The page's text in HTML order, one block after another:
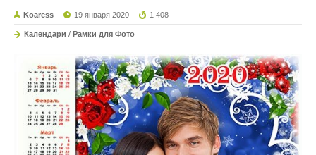
Koaress 19 января 2020 1 408
Календари / Рамки для Фото